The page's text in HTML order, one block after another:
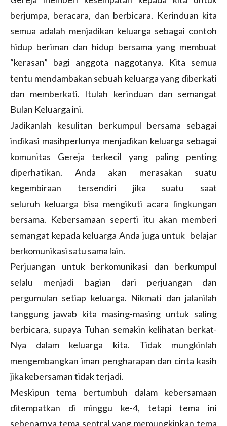
berjumpa, beracara, dan berbicara. Kerinduan kita
semua adalah menjadikan keluarga sebagai contoh
hidup beriman dan hidup bersama yang membuat
“kerasan” bagi anggota naggotanya. Kita semua
tentu mendambakan sebuah keluarga yang diberkati
dan memberkati. Itulah kerinduan dan semangat
Bulan Keluarga ini.
Jadikanlah kesulitan berkumpul bersama sebagai
indikasi masihperlunya menjadikan keluarga sebagai
komunitas Gereja terkecil yang paling penting
diperhatikan. Anda akan merasakan suatu
kegembiraan tersendiri jika suatu saat
seluruh keluarga bisa mengikuti acara lingkungan
bersama. Kebersamaan seperti itu akan memberi
semangat kepada keluarga Anda juga untuk belajar
berkomunikasi satu sama lain.
Perjuangan untuk berkomunikasi dan berkumpul
selalu menjadi bagian dari perjuangan dan
pergumulan setiap keluarga. Nikmati dan jalanilah
tanggung jawab kita masing-masing untuk saling
berbicara, supaya Tuhan semakin kelihatan berkat-
Nya dalam keluarga kita. Tidak mungkinlah
mengembangkan iman pengharapan dan cinta kasih
jika kebersaman tidak terjadi.
Meskipun tema bertumbuh dalam kebersamaan
ditempatkan di minggu ke-4, tetapi tema ini
sebenarnya tema sentral yang memungkinkan tema